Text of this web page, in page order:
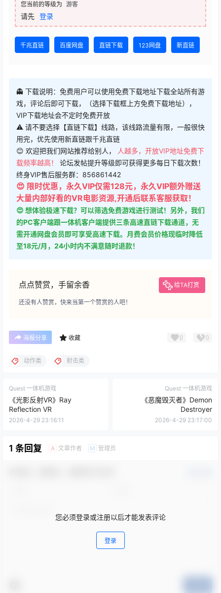
您当前的等级为 游客
请先 登录
千兆直链 百度网盘 直链下载 123网盘 新直链
👻 下载说明：免费用户可以使用免费下载地址下载全站所有游
戏，评论后即可下载，（选择下载框上方免费下载地址），
VIP下载地址会不定时免费开放
⚠ 请不要选择【直链下载】线路，该线路流量有限，一般很快
用完，优先使用新直链跟千兆直链
😊 欢迎把我们网站推荐给别人，
人越多，开放VIP地址免费下
载频率越高！ 论坛发帖提升等级即可获得更多每日下载次数！
终身VIP售后服务群：856861442
😍 限时优惠，永久VIP仅需128元，永久VIP额外赠送
大量内部好看的VR电影资源,开通后联系客服获取！
😍 想体验极速下载？可以筛选免费游戏进行测试！另外，我们
的PC客户端跟一体机客户端提供三条高速直链下载通道，无
需开通网盘会员即可享受高速下载。月费会员价格现临时降低
至18元/月，24小时内不满意随时退款！
点点赞赏，手留余香 给TA打赏
还没有人赞赏，快来当第一个赞赏的人吧！
海报分享 收藏 0 0
动作类 射击类
Quest 一体机游戏
《光影反射VR》Ray
Reflection VR
2026-4-29 23:16:11
Quest 一体机游戏
《恶魔毁灭者》Demon
Destroyer
2026-4-29 23:17:00
1 条回复 A 文章作者 M 管理员
您必须登录或注册以后才能发表评论
登录